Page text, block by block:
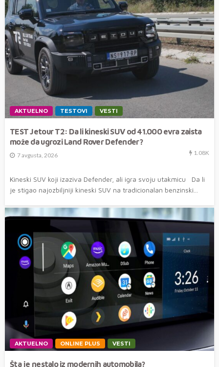
AKTUELNO TESTOVI VESTI
TEST Jetour T2: Da li kineski SUV od 41.000 evra zaista
može da ugrozi Land Rover Defender?
7 avgusta, 2026 1.08K
Kineski SUV koji izaziva Defender, ali igra svoju utakmicu Da li
je stigao najozbiljniji kineski SUV na tradicionalan benzinski...
AKTUELNO ONLINE PLUS VESTI
Šta je nestalo iz modernih automobila?